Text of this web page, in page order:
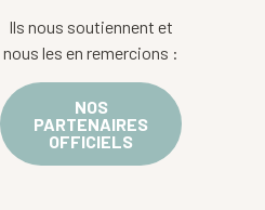
Ils nous soutiennent et
nous les en remercions :
NOS
PARTENAIRES
OFFICIELS